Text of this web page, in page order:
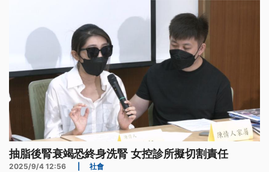
抽脂後腎衰竭恐終身洗腎 女控診所擬切割責任
2025/9/4 12:56 社會